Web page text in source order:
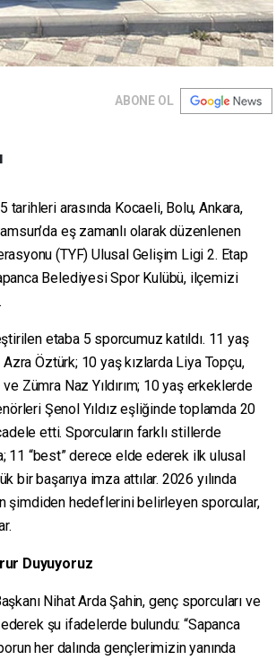
ABONE OL
tarihleri arasında Kocaeli, Bolu, Ankara,
eş zamanlı olarak düzenlenen
(TYF) Ulusal Gelişim Ligi 2. Etap
Belediyesi Spor Kulübü, ilçemizi
etaba 5 sporcumuz katıldı. 11 yaş
Öztürk; 10 yaş kızlarda Liya Topçu,
Zümra Naz Yıldırım; 10 yaş erkeklerde
Şenol Yıldız eşliğinde toplamda 20
etti. Sporcuların farklı stillerde
11 “best” derece elde ederek ilk ulusal
bir başarıya imza attılar. 2026 yılında
şimdiden hedeflerini belirleyen sporcular,
Duyuyoruz
Nihat Arda Şahin, genç sporcuları ve
şu ifadelerde bulundu: “Sapanca
her dalında gençlerimizin yanında